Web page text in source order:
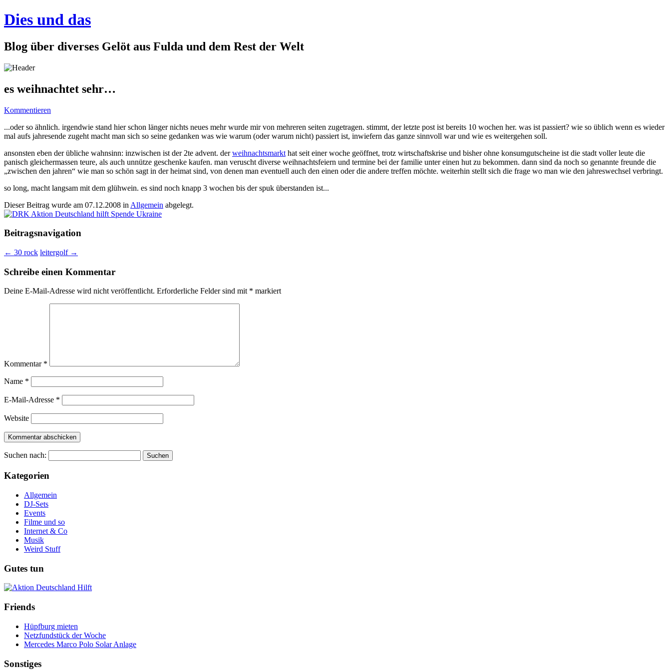
Dies und das
Blog über diverses Gelöt aus Fulda und dem Rest der Welt
es weihnachtet sehr…
Kommentieren
...oder so ähnlich. irgendwie stand hier schon länger nichts neues mehr wurde mir von mehreren seiten zugetragen. stimmt, der letzte post ist bereits 10 wochen her. was ist passiert? wie so üblich wenn es wieder
mal aufs jahresende zugeht macht man sich so seine gedanken was wie warum (oder warum nicht) passiert ist, inwiefern das ganze sinnvoll war und wie es weitergehen soll.
ansonsten eben der übliche wahnsinn: inzwischen ist der 2te advent. derweihnachtsmarkt hat seit einer woche geöffnet, trotz wirtschaftskrise und bisher ohne konsumgutscheine ist die stadt voller leute die
panisch gleichermassen teure, als auch unnütze geschenke kaufen. man veruscht diverse weihnachtsfeiern und termine bei der familie unter einen hut zu bekommen. dann sind da noch so genannte freunde die
„zwischen den jahren“ wie man so schön sagt in der heimat sind, von denen man eventuell auch den einen oder die andere treffen möchte. weiterhin stellt sich die frage wo man wie den jahreswechsel verbringt.
so long, macht langsam mit dem glühwein. es sind noch knapp 3 wochen bis der spuk überstanden ist...
Dieser Beitrag wurde am 07.12.2008 in Allgemein abgelegt.
Beitragsnavigation
← 30 rock leitergolf →
Schreibe einen Kommentar
Deine E-Mail-Adresse wird nicht veröffentlicht. Erforderliche Felder sind mit * markiert
Kommentar *
Name *
E-Mail-Adresse *
Website
Suchen nach:
Kategorien
Allgemein
DJ-Sets
Events
Filme und so
Internet & Co
Musik
Weird Stuff
Gutes tun
Friends
Hüpfburg mieten
Netzfundstück der Woche
Mercedes Marco Polo Solar Anlage
Sonstiges